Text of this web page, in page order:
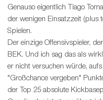
Genauso eigentlich Tiago
der wenigen Einsatzzeit (plus
Spielen.
Der einzige Offensivspieler,
BEK. Und ich sag das als
er nicht versuchen würde,
"Großchance vergeben"
der Top 25 absolute